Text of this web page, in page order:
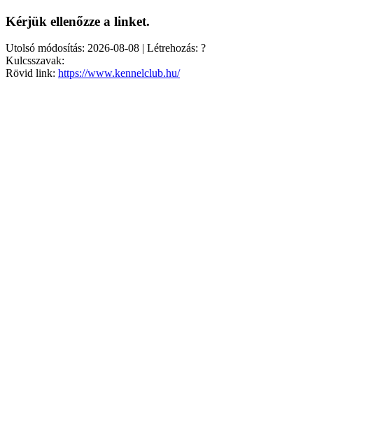
Kérjük ellenőzze a linket.
Utolsó módosítás: 2026-08-08 | Létrehozás: ?
Kulcsszavak:
Rövid link: https://www.kennelclub.hu/